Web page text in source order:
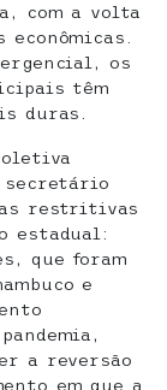
com a volta
os
têm
duras.
secretário
restritivas
estadual:
que foram
e
a reversão
em que a